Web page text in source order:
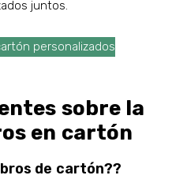
juntos.
personalizados
sobre la
en cartón
de cartón??